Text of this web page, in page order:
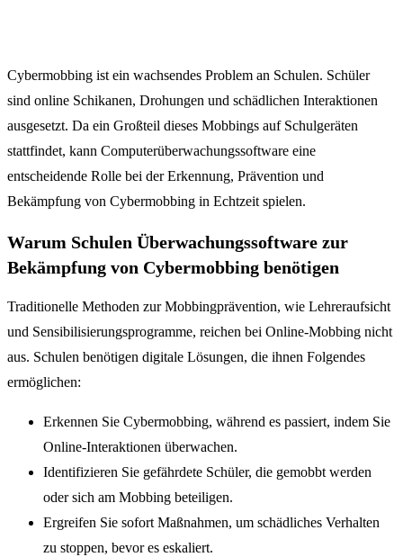
Cybermobbing ist ein wachsendes Problem an Schulen. Schüler
sind online Schikanen, Drohungen und schädlichen Interaktionen
ausgesetzt. Da ein Großteil dieses Mobbings auf Schulgeräten
stattfindet, kann Computerüberwachungssoftware eine
entscheidende Rolle bei der Erkennung, Prävention und
Bekämpfung von Cybermobbing in Echtzeit spielen.
Warum Schulen Überwachungssoftware zur
Bekämpfung von Cybermobbing benötigen
Traditionelle Methoden zur Mobbingprävention, wie Lehreraufsicht
und Sensibilisierungsprogramme, reichen bei Online-Mobbing nicht
aus. Schulen benötigen digitale Lösungen, die ihnen Folgendes
ermöglichen:
Erkennen Sie Cybermobbing, während es passiert, indem Sie
Online-Interaktionen überwachen.
Identifizieren Sie gefährdete Schüler, die gemobbt werden
oder sich am Mobbing beteiligen.
Ergreifen Sie sofort Maßnahmen, um schädliches Verhalten
zu stoppen, bevor es eskaliert.